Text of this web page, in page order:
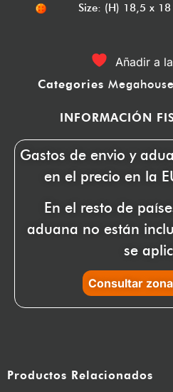
Size: (H) 18,5 x 18
Añadir a
Categories Megahouse
INFORMACIÓN
Gastos de envio y
en el precio en la
En el resto de
aduana no están
se
Consultar
Productos Relacionados